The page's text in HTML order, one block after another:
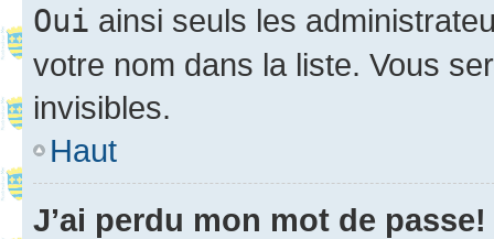
Oui ainsi seuls les
votre nom dans la liste. Vous
invisibles.
Haut
J’ai perdu mon mot de passe!